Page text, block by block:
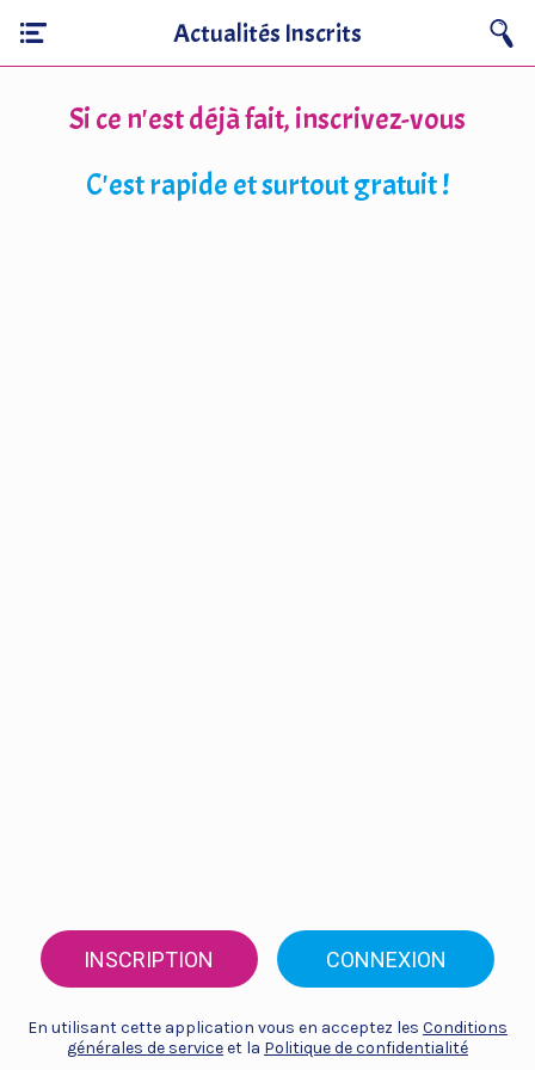
Actualités Inscrits
Si ce n'est déjà fait, inscrivez-vous
C'est rapide et surtout gratuit !
INSCRIPTION CONNEXION
En utilisant cette application vous en acceptez les Conditions
générales de serviceet la Politique de confidentialité